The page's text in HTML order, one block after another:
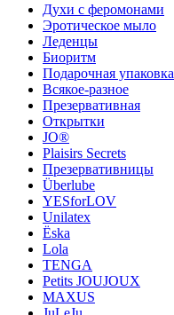
Духи с феромонами
Эротическое мыло
Леденцы
Биоритм
Подарочная упаковка
Всякое-разное
Презервативная
Открытки
JO®
Plaisirs Secrets
Презервативницы
Überlube
YESforLOV
Unilatex
Ёska
Lola
TENGA
Petits JOUJOUX
MAXUS